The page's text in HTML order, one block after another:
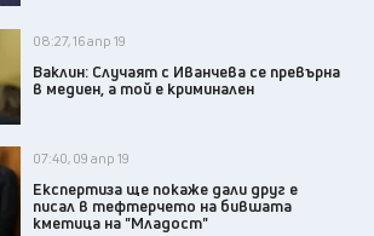
08:27, 16 апр 19
Ваклин: Случаят с Иванчева се превърна
в медиен, а той е криминален
07:40, 09 апр 19
Експертиза ще покаже дали друг е
писал в тефтерчето на бившата
кметица на "Младост"